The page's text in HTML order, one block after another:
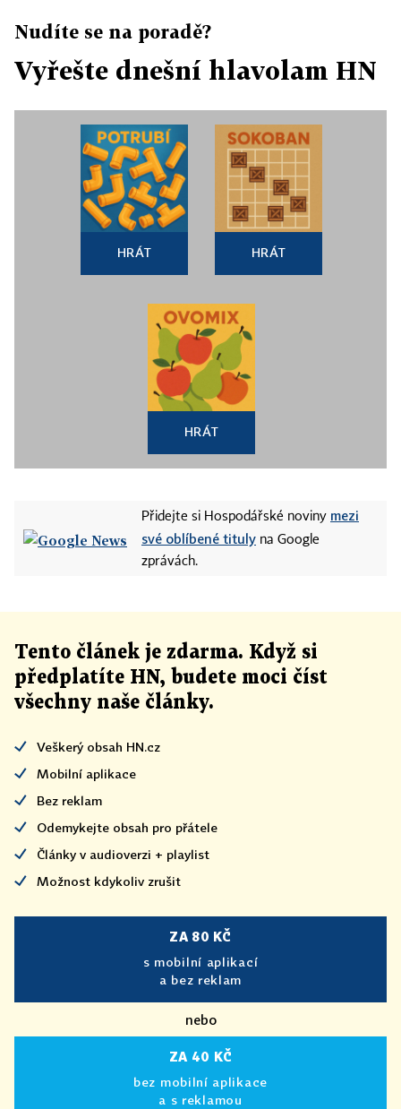
Nudíte se na poradě?
Vyřešte dnešní hlavolam HN
HRÁT HRÁT
HRÁT
Přidejte si Hospodářské noviny mezi
své oblíbené tituly na Google
zprávách.
Tento článek je zdarma. Když si
předplatíte HN, budete moci číst
všechny naše články.
Veškerý obsah HN.cz
Mobilní aplikace
Bez reklam
Odemykejte obsah pro přátele
Články v audioverzi + playlist
Možnost kdykoliv zrušit
ZA 80 KČ
s mobilní aplikací
a bez reklam
nebo
ZA 40 KČ
bez mobilní aplikace
a s reklamou